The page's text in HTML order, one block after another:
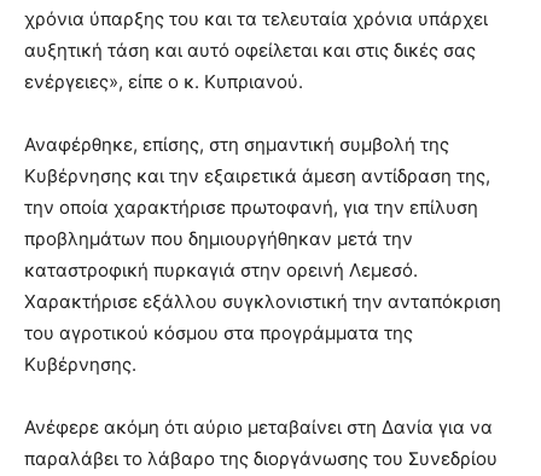
χρόνια ύπαρξης του και τα τελευταία χρόνια υπάρχει
αυξητική τάση και αυτό οφείλεται και στις δικές σας
ενέργειες», είπε ο κ. Κυπριανού.
Αναφέρθηκε, επίσης, στη σημαντική συμβολή της
Κυβέρνησης και την εξαιρετικά άμεση αντίδραση της,
την οποία χαρακτήρισε πρωτοφανή, για την επίλυση
προβλημάτων που δημιουργήθηκαν μετά την
καταστροφική πυρκαγιά στην ορεινή Λεμεσό.
Χαρακτήρισε εξάλλου συγκλονιστική την ανταπόκριση
του αγροτικού κόσμου στα προγράμματα της
Κυβέρνησης.
Ανέφερε ακόμη ότι αύριο μεταβαίνει στη Δανία για να
παραλάβει το λάβαρο της διοργάνωσης του Συνεδρίου